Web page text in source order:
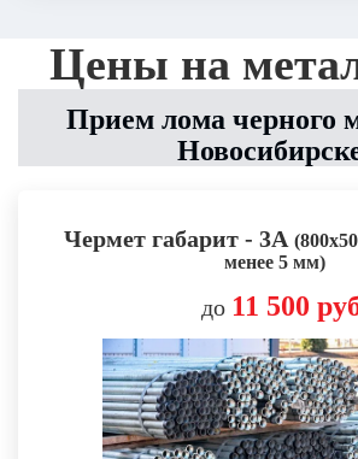
Цены на
Прием лома черного
Чермет габарит - 3А
менее 5 мм)
до 11 500